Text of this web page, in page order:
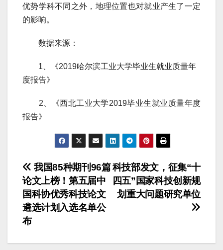
优势学科不同之外，地理位置也对就业产生了一定
的影响。
数据来源：
1、《2019哈尔滨工业大学毕业生就业质量年
度报告》
2、《西北工业大学2019毕业生就业质量年度
报告》
文
章
导
航
科技部发文，征集“十
四五”国家科技创新规
划重大问题研究单位
我国85种期刊96篇
论文上榜！第五届中
国科协优秀科技论文
遴选计划入选名单公
布